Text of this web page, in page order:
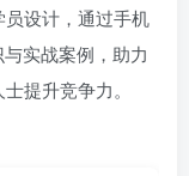
设计，通过手机
实战案例，助力
提升竞争力。